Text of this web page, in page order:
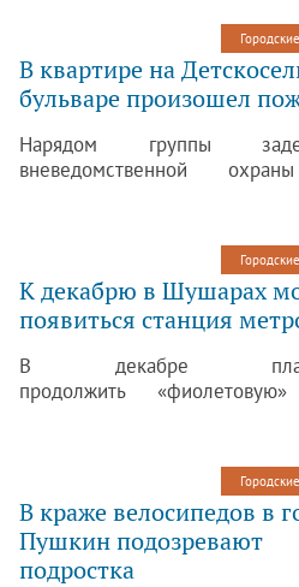
В квартире на
бульваре произошел
Нарядом группы
вневедомственной
находящегося по
Детскосельский
в Пушкине, идет дым.
К декабрю в Шушарах
появиться станция
В декабре
продолжить
в Шушарах по
В краже велосипедов в
Пушкин подозревают
подростка